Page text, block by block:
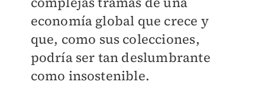
economía global que crece y
que, como sus colecciones,
podría ser tan deslumbrante
como insostenible.